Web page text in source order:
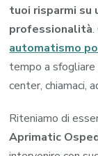
tuoi risparmi su
professionalità.
automatismo
tempo a sfogliare
center, chiamaci,
Riteniamo di
Aprimatic